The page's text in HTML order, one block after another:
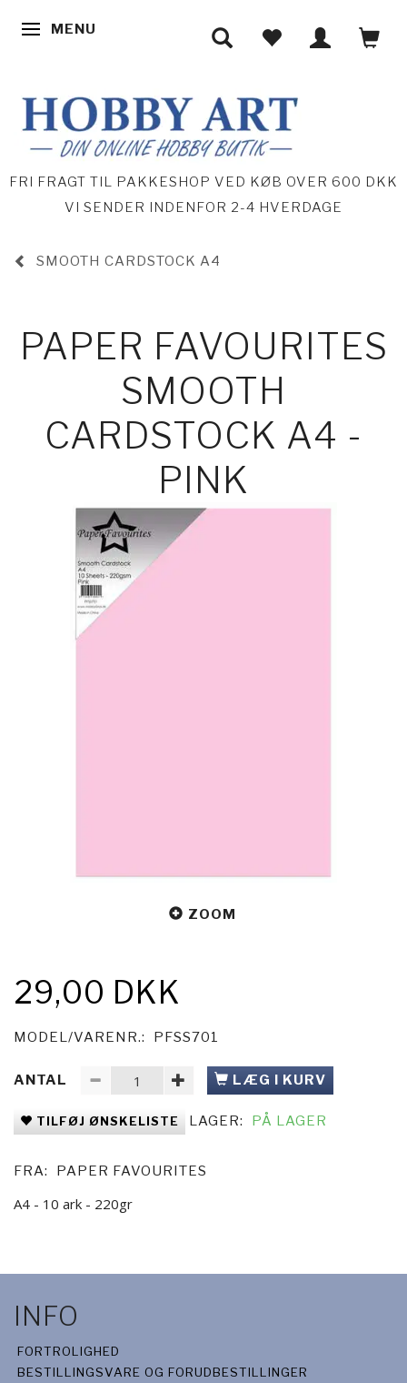
SKIFTE NAVIGATION
MENU
FRI FRAGT TIL PAKKESHOP VED KØB OVER 600 DKK
VI SENDER INDENFOR 2-4 HVERDAGE
SMOOTH CARDSTOCK A4
PAPER FAVOURITES
SMOOTH
CARDSTOCK A4 -
PINK
ZOOM
29,00 DKK
MODEL/VARENR.: PFSS701
ANTAL LÆG I KURV
TILFØJ ØNSKELISTE LAGER: PÅ LAGER
FRA: PAPER FAVOURITES
A4 - 10 ark - 220gr
INFO
FORTROLIGHED
BESTILLINGSVARE OG FORUDBESTILLINGER